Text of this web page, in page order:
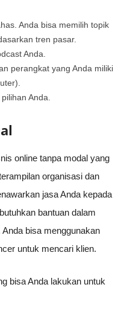
Anda bisa memilih topik
tren pasar.
Anda.
perangkat yang Anda miliki
Anda.
online tanpa modal yang
organisasi dan
jasa Anda kepada
bantuan dalam
bisa menggunakan
untuk mencari klien.
bisa Anda lakukan untuk